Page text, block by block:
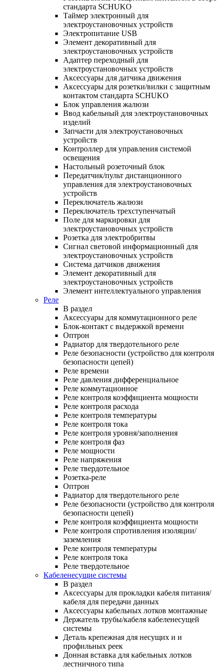
стандарта SCHUKO
Таймер электронный для
электроустановочных устройств
Электропитание USB
Элемент декоративный для
электроустановочных устройств
Адаптер переходный для
электроустановочных устройств
Аксессуары для датчика движения
Аксессуары для розетки/вилки с защитным
контактом стандарта SCHUKO
Блок управления жалюзи
Ввод кабельный для электроустановочных
изделий
Запчасти для электроустановочных
устройств
Контроллер для управления системой
освещения
Настольный розеточный блок
Передатчик/пульт дистанционного
управления для электроустановочных
устройств
Переключатель жалюзи
Переключатель трехступенчатый
Поле для маркировки для
электроустановочных устройств
Розетка для электробритвы
Сигнал световой информационный для
электроустановочных устройств
Система датчиков движения
Элемент декоративный для
электроустановочных устройств
Элемент интеллектуального управления
Реле
В раздел
Аксессуары для коммутационного реле
Блок-контакт с выдержкой времени
Оптрон
Радиатор для твердотельного реле
Реле безопасности (устройство для контроля
безопасности цепей)
Реле времени
Реле давления дифференциальное
Реле коммутационное
Реле контроля коэффициента мощности
Реле контроля расхода
Реле контроля температуры
Реле контроля тока
Реле контроля уровня/заполнения
Реле контроля фаз
Реле мощности
Реле напряжения
Реле твердотельное
Розетка-реле
Оптрон
Радиатор для твердотельного реле
Реле безопасности (устройство для контроля
безопасности цепей)
Реле контроля коэффициента мощности
Реле контроля спротивления изоляции/
заземления
Реле контроля температуры
Реле контроля тока
Реле твердотельное
Кабеленесущие системы
В раздел
Аксессуары для прокладки кабеля питания/
кабеля для передачи данных
Аксессуары кабельных лотков монтажные
Держатель трубы/кабеля кабеленесущей
системы
Деталь крепежная для несущих и и
профильных реек
Донная вставка для кабельных лотков
лестничного типа